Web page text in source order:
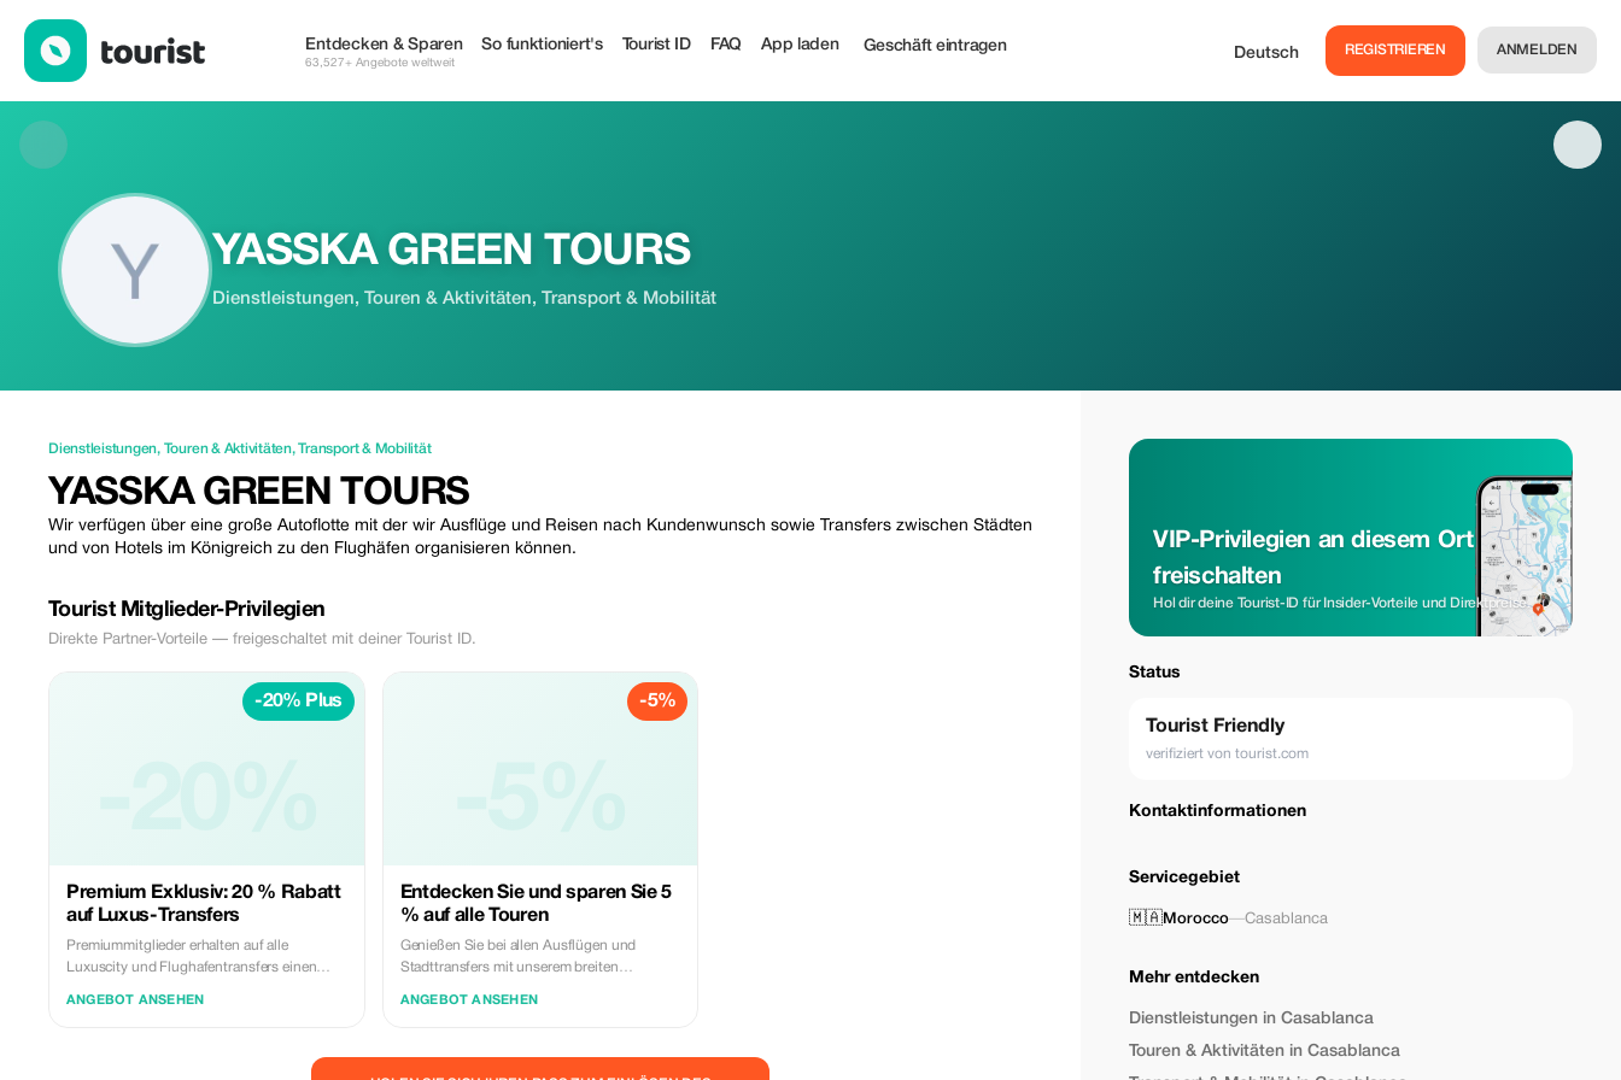
Entdecken & Sparen
63,527+ Angebote weltweit
So funktioniert's Tourist ID FAQ App laden Geschäft eintragen Deutsch REGISTRIEREN ANMELDEN
YASSKA GREEN TOURS
Dienstleistungen, Touren & Aktivitäten, Transport & Mobilität
Dienstleistungen, Touren & Aktivitäten,Transport & Mobilität
YASSKA GREEN TOURS
Wir verfügen über eine große Autoflotte mit der wir Ausflüge und Reisen nach Kundenwunsch sowie Transfers zwischen Städten
und von Hotels im Königreich zu den Flughäfen organisieren können.
Tourist Mitglieder-Privilegien
Direkte Partner-Vorteile — freigeschaltet mit deiner Tourist ID.
-20% Plus
Premium Exklusiv: 20 % Rabatt
auf Luxus-Transfers
Premiummitglieder erhalten auf alle
Luxuscity und Flughafentransfers einen
ANGEBOT ANSEHEN
-5%
Entdecken Sie und sparen Sie 5
% auf alle Touren
Genießen Sie bei allen Ausflügen und
Stadttransfers mit unserem breiten
ANGEBOT ANSEHEN
VIP-Privilegien an diesem Ort
freischalten
Hol dir deine Tourist-ID für Insider-Vorteile und Direktpreise.
Status
Tourist Friendly
verifiziert von tourist.com
Kontaktinformationen
Servicegebiet
🇲🇦Morocco—Casablanca
Mehr entdecken
Dienstleistungen in Casablanca
Touren & Aktivitäten in Casablanca